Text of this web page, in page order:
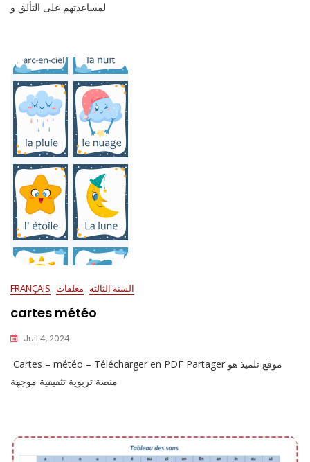
لمساعدتهم على التألق و
FRANÇAIS السنة الثالثة معلقات
cartes météo
Juil 4, 2024
Cartes – météo – Télécharger en PDF Partager موقع تلميذ هو
منصة تربوية تثقيفية موجهة